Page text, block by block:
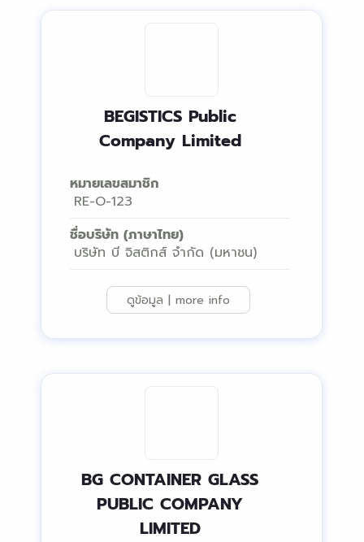
BEGISTICS Public
Company Limited
หมายเลขสมาชิก
RE-O-123
ชื่อบริษัท (ภาษาไทย)
บริษัท บี จิสติกส์ จำกัด (มหาชน)
ดูข้อมูล | more info
BG CONTAINER GLASS
PUBLIC COMPANY
LIMITED